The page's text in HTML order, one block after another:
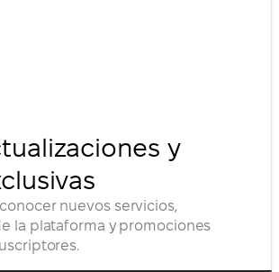
y
nuevos servicios,
la plataforma y promociones